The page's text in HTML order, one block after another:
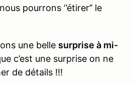
pourrons ‘’étirer’’ le
une belle surprise à mi-
c’est une surprise on ne
de détails !!!